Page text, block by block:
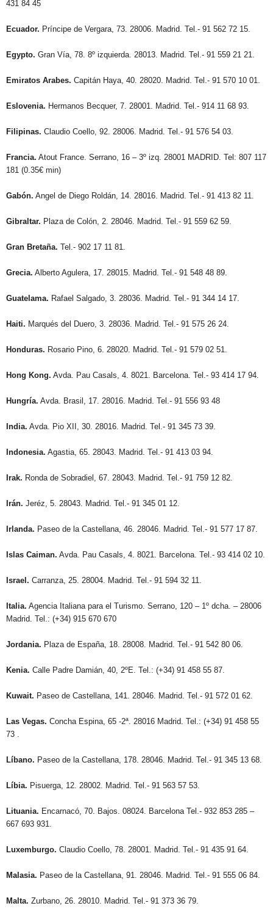
431 84 45
Ecuador. Príncipe de Vergara, 73. 28006. Madrid. Tel.- 91 562 72 15.
Egypto. Gran Vía, 78. 8º izquierda. 28013. Madrid. Tel.- 91 559 21 21.
Emiratos Arabes. Capitán Haya, 40. 28020. Madrid. Tel.- 91 570 10 01.
Eslovenia. Hermanos Becquer, 7. 28001. Madrid. Tel.- 914 11 68 93.
Filipinas. Claudio Coello, 92. 28006. Madrid. Tel.- 91 576 54 03.
Francia. Atout France. Serrano, 16 – 3º izq. 28001 MADRID. Tel: 807 117
181 (0.35€ min)
Gabón. Angel de Diego Roldán, 14. 28016. Madrid. Tel.- 91 413 82 11.
Gibraltar. Plaza de Colón, 2. 28046. Madrid. Tel.- 91 559 62 59.
Gran Bretaña. Tel.- 902 17 11 81.
Grecia. Alberto Agulera, 17. 28015. Madrid. Tel.- 91 548 48 89.
Guatelama. Rafael Salgado, 3. 28036. Madrid. Tel.- 91 344 14 17.
Haiti. Marqués del Duero, 3. 28036. Madrid. Tel.- 91 575 26 24.
Honduras. Rosario Pino, 6. 28020. Madrid. Tel.- 91 579 02 51.
Hong Kong. Avda. Pau Casals, 4. 8021. Barcelona. Tel.- 93 414 17 94.
Hungría. Avda. Brasil, 17. 28016. Madrid. Tel.- 91 556 93 48
India. Avda. Pio XII, 30. 28016. Madrid. Tel.- 91 345 73 39.
Indonesia. Agastia, 65. 28043. Madrid. Tel.- 91 413 03 94.
Irak. Ronda de Sobradiel, 67. 28043. Madrid. Tel.- 91 759 12 82.
Irán. Jeréz, 5. 28043. Madrid. Tel.- 91 345 01 12.
Irlanda. Paseo de la Castellana, 46. 28046. Madrid. Tel.- 91 577 17 87.
Islas Caiman. Avda. Pau Casals, 4. 8021. Barcelona. Tel.- 93 414 02 10.
Israel. Carranza, 25. 28004. Madrid. Tel.- 91 594 32 11.
Italia. Agencia Italiana para el Turismo. Serrano, 120 – 1º dcha. – 28006
Madrid. Tel.: (+34) 915 670 670
Jordania. Plaza de España, 18. 28008. Madrid. Tel.- 91 542 80 06.
Kenia. Calle Padre Damián, 40, 2ºE. Tel.: (+34) 91 458 55 87.
Kuwait. Paseo de Castellana, 141. 28046. Madrid. Tel.- 91 572 01 62.
Las Vegas. Concha Espina, 65 -2ª. 28016 Madrid. Tel.: (+34) 91 458 55
73 .
Líbano. Paseo de la Castellana, 178. 28046. Madrid. Tel.- 91 345 13 68.
Líbia. Pisuerga, 12. 28002. Madrid. Tel.- 91 563 57 53.
Lituania. Encarnacó, 70. Bajos. 08024. Barcelona Tel.- 932 853 285 –
667 693 931.
Luxemburgo. Claudio Coello, 78. 28001. Madrid. Tel.- 91 435 91 64.
Malasia. Paseo de la Castellana, 91. 28046. Madrid. Tel.- 91 555 06 84.
Malta. Zurbano, 26. 28010. Madrid. Tel.- 91 373 36 79.